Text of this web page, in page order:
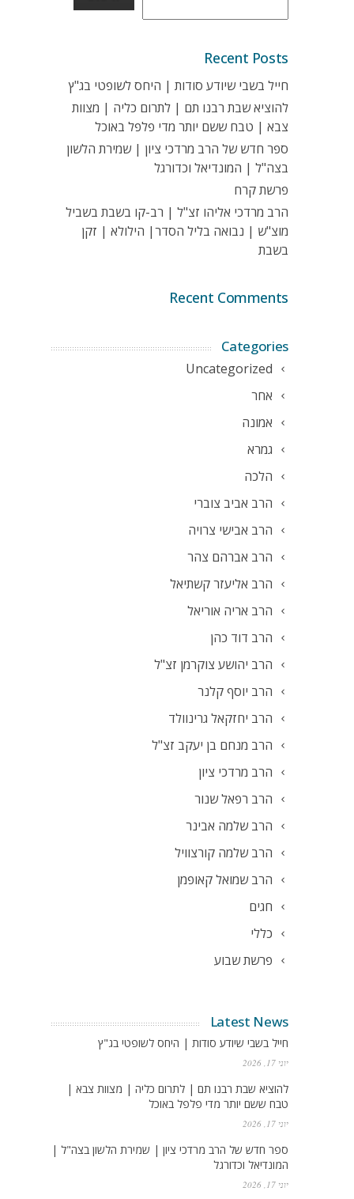
Recent Posts
חייל בשבי שיודע סודות | היחס לשופטי בג"ץ
להוציא שבת רבנו תם | לתרום כליה | מצוות
צבא | טבח ששם יותר מדי פלפל באוכל
ספר חדש של הרב מרדכי ציון | שמירת הלשון
בצה"ל | המונדיאל וכדורגל
פרשת קרח
הרב מרדכי אליהו זצ"ל | רב-קו בשבת בשביל
מוצ"ש | נבואה בליל הסדר| הילולא | זקן
בשבת
Recent Comments
Categories
Uncategorized
אחר
אמונה
גמרא
הלכה
הרב אביב צוברי
הרב אבישי צרויה
הרב אברהם צהר
הרב אליעזר קשתיאל
הרב אריה אוריאל
הרב דוד כהן
הרב יהושע צוקרמן זצ"ל
הרב יוסף קלנר
הרב יחזקאל גרינוולד
הרב מנחם בן יעקב זצ"ל
הרב מרדכי ציון
הרב רפאל שנור
הרב שלמה אבינר
הרב שלמה קורצוויל
הרב שמואל קאופמן
חגים
כללי
פרשת שבוע
Latest News
חייל בשבי שיודע סודות | היחס לשופטי בג"ץ
יוני 17, 2026
להוציא שבת רבנו תם | לתרום כליה | מצוות צבא |
טבח ששם יותר מדי פלפל באוכל
יוני 17, 2026
ספר חדש של הרב מרדכי ציון | שמירת הלשון בצה"ל |
המונדיאל וכדורגל
יוני 17, 2026